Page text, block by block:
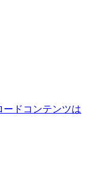
ドコンテンツは